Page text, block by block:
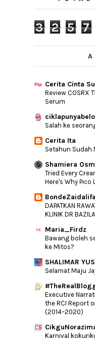
►September
►June(6)
3 2 5 7
Cerita Cinta
Review COSRX
Serum
Salah ke
Cerita Ita
Setahun Sudah
Shamiera
Tried Every
Here's Why
DAPATKAN
KLINIK DR
Maria_Firdz
Bawang boleh
ke Mitos?
SHALIMAR
Selamat Maju
Executive
the RCI Report
(2014–2020)
Karnival